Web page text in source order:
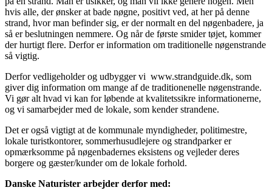
hvis alle, der ønsker at bade nøgne, positivt ved, at her på denne
strand, hvor man befinder sig, er der normalt en del nøgenbadere, ja
så er beslutningen nemmere. Og når de første smider tøjet, kommer
der hurtigt flere. Derfor er information om traditionelle nøgenstrande
så vigtig.
Derfor vedligeholder og udbygger vi www.strandguide.dk, som
giver dig information om mange af de traditionenelle nøgenstrande.
Vi gør alt hvad vi kan for løbende at kvalitetssikre informationerne,
og vi samarbejder med de lokale, som kender strandene.
Det er også vigtigt at de kommunale myndigheder, politimestre,
lokale turistkontorer, sommerhusudlejere og strandparker er
opmærksomme på nøgenbadernes eksistens og vejleder deres
borgere og gæster/kunder om de lokale forhold.
Danske Naturister arbejder derfor med: